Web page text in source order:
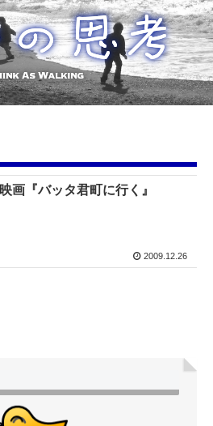
映画『バッタ君町に行く』
2009.12.26